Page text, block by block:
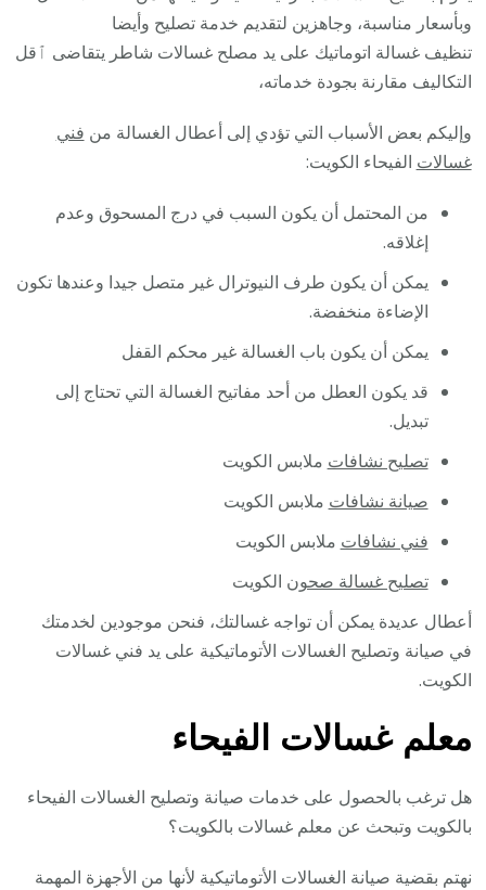
وبأسعار مناسبة، وجاهزين لتقديم خدمة تصليح وأيضا
تنظيف غسالة اتوماتيك على يد مصلح غسالات شاطر يتقاضى ٱقل
التكاليف مقارنة بجودة خدماته،
وإليكم بعض الأسباب التي تؤدي إلى أعطال الغسالة من فني
غسالات الفيحاء الكويت:
من المحتمل أن يكون السبب في درج المسحوق وعدم
إغلاقه.
يمكن أن يكون طرف النيوترال غير متصل جيدا وعندها تكون
الإضاءة منخفضة.
يمكن أن يكون باب الغسالة غير محكم القفل
قد يكون العطل من أحد مفاتيح الغسالة التي تحتاج إلى
تبديل.
تصليح نشافات ملابس الكويت
صيانة نشافات ملابس الكويت
فني نشافات ملابس الكويت
تصليح غسالة صحون الكويت
أعطال عديدة يمكن أن تواجه غسالتك، فنحن موجودين لخدمتك
في صيانة وتصليح الغسالات الأتوماتيكية على يد فني غسالات
الكويت.
معلم غسالات الفيحاء
هل ترغب بالحصول على خدمات صيانة وتصليح الغسالات الفيحاء
بالكويت وتبحث عن معلم غسالات بالكويت؟
نهتم بقضية صيانة الغسالات الأتوماتيكية لأنها من الأجهزة المهمة